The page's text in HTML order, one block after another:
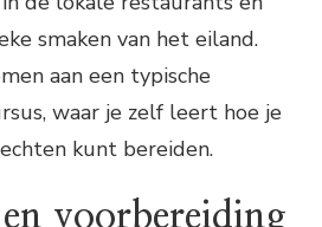
smaken van het eiland.
aan een typische
waar je zelf leert hoe je
kunt bereiden.
voorbereiding